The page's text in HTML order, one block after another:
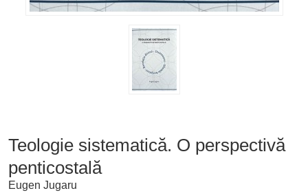
Teologie sistematică. O perspectivă
penticostală
Eugen Jugaru